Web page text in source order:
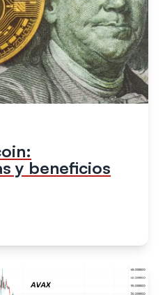
y beneficios